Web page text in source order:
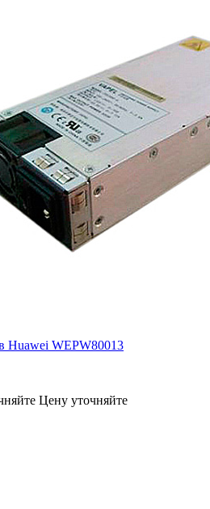
Huawei WEPW80013
Цену уточняйте